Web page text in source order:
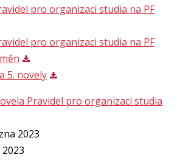
pro organizaci studia na PF
pro organizaci studia na PF
5. novely
Pravidel pro organizaci studia
2023